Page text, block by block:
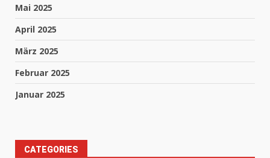
Mai 2025
April 2025
März 2025
Februar 2025
Januar 2025
CATEGORIES